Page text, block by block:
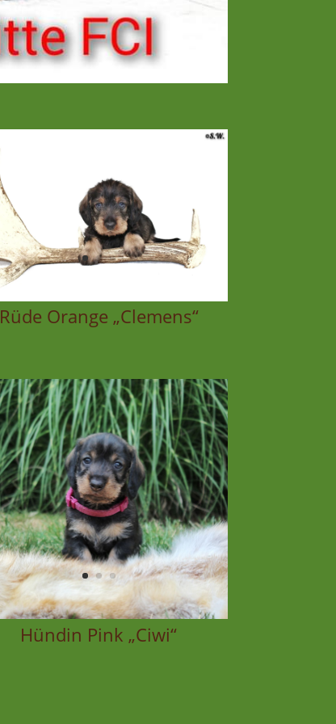
Rüde Orange „Clemens“
Hündin Pink „Ciwi“